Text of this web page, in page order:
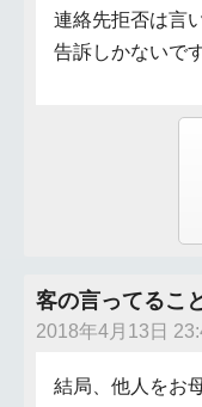
連絡先拒否は言
告訴しかないです
客の言ってるこ
2018年4月13日
結局、他人をお